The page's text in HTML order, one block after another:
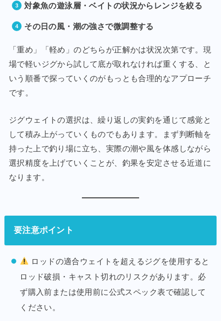
対象魚の遊泳層・ベイトの状況からレンジを絞る
その日の風・潮の強さで微調整する
「重め」「軽め」のどちらが正解かは状況次第です。現
場で軽いジグから試して底が取れなければ重くする、と
いう順番で探っていくのがもっとも合理的なアプローチ
です。
ジグウェイトの選択は、繰り返しの実釣を通じて感覚と
して積み上がっていくものでもあります。まず判断軸を
持った上で釣り場に立ち、実際の潮や風を体感しながら
選択精度を上げていくことが、釣果を安定させる近道に
なります。
要注意ポイント
ロッドの適合ウェイトを超えるジグを使用すると
ロッド破損・キャスト切れのリスクがあります。必
ず購入前または使用前に公式スペック表で確認して
ください。